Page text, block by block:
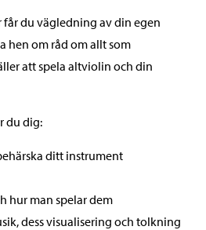
du vägledning av din egen
hen om råd om allt som
att spela altviolin och din
du dig:
ditt instrument
hur man spelar dem
dess visualisering och tolkning